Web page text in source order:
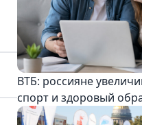
ВТБ: россияне
спорт и здоровый